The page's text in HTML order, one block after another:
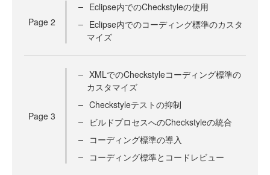
Page 2
Eclipse内でのCheckstyleの使用
Eclipse内でのコーディング標準のカスタ
マイズ
Page 3
XMLでのCheckstyleコーディング標準の
カスタマイズ
Checkstyleテストの抑制
ビルドプロセスへのCheckstyleの統合
コーディング標準の導入
コーディング標準とコードレビュー